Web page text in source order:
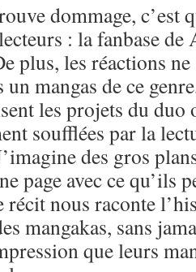
dommage, c’est
: la fanbase
plus, les réactions ne
un mangas de ce
les projets du duo
soufflées par la
des gros
page avec ce qu’ils
récit nous raconte
mangakas, sans
que leurs